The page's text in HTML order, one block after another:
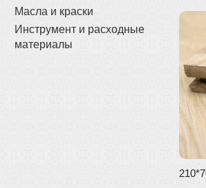
Масла и краски
Инструмент и расходные
материалы